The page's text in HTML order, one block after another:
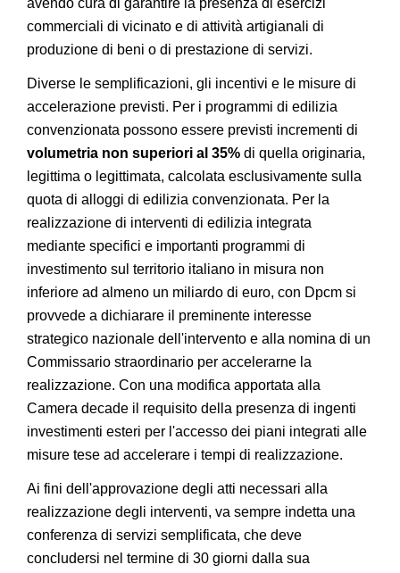
avendo cura di garantire la presenza di esercizi
commerciali di vicinato e di attività artigianali di
produzione di beni o di prestazione di servizi.
Diverse le semplificazioni, gli incentivi e le misure di
accelerazione previsti. Per i programmi di edilizia
convenzionata possono essere previsti incrementi di
volumetria non superiori al 35% di quella originaria,
legittima o legittimata, calcolata esclusivamente sulla
quota di alloggi di edilizia convenzionata. Per la
realizzazione di interventi di edilizia integrata
mediante specifici e importanti programmi di
investimento sul territorio italiano in misura non
inferiore ad almeno un miliardo di euro, con Dpcm si
provvede a dichiarare il preminente interesse
strategico nazionale dell'intervento e alla nomina di un
Commissario straordinario per accelerarne la
realizzazione. Con una modifica apportata alla
Camera decade il requisito della presenza di ingenti
investimenti esteri per l'accesso dei piani integrati alle
misure tese ad accelerare i tempi di realizzazione.
Ai fini dell'approvazione degli atti necessari alla
realizzazione degli interventi, va sempre indetta una
conferenza di servizi semplificata, che deve
concludersi nel termine di 30 giorni dalla sua